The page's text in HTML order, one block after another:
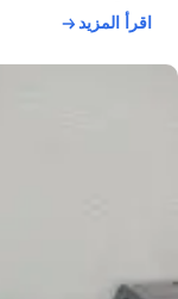
اقرأ المزيد